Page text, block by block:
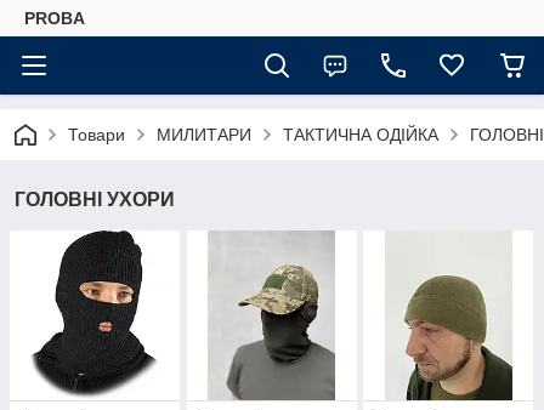
PROBA
Товари МИЛИТАРИ ТАКТИЧНА ОДІЙКА
ГОЛОВНІ УХОРИ